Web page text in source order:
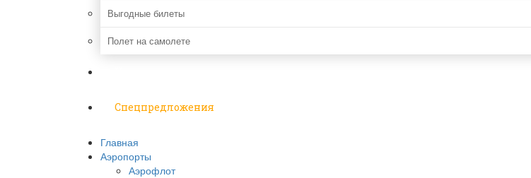
Выгодные билеты
Полет на самолете
Спецпредложения
Главная
Аэропорты
Аэрофлот